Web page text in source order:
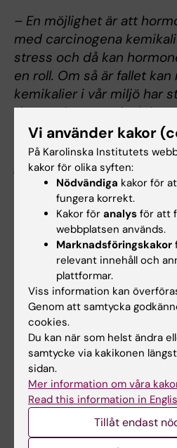
– En möjlighet är att
med carcinogena
stress och då kan
en roll. Om så är fallet
kemikalier i vår miljö har
det totala
trott, och att många
undvikas med hjälp av till
gränsvärden i framför allt
Johan Högberg,
miljömedicin, Karolinska
Studien har bedrivits i
forskare vid Department
Applied Linguistics,
Cambridge, UK, och
Program, National
Health Sciences, National
Research Triangle Park,
Forskningen har
forskningsråden Formas
Publikation
Vi använder kakor
På Karolinska Institutets
kakor för olika syften:
Nödvändiga kakor för
fungera korrekt.
Kakor för analys för att
webbplatsen används.
Marknadsföringskakor
relevant innehåll och
plattformar.
Viss information kan
Genom att samtycka
cookies.
Du kan när som helst ändra
samtycke via kakikonen
sidan.
Mer information om våra
Read this information in
Tillåt endast